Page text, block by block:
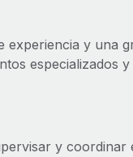
y una
especializados
y coordinar